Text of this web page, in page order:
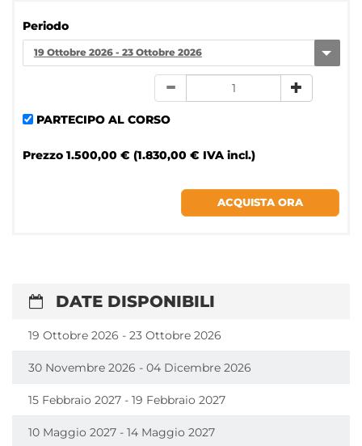
Periodo
19 Ottobre 2026 - 23 Ottobre 2026
PARTECIPO AL CORSO
Prezzo 1.500,00 € (1.830,00 € IVA incl.)
DATE DISPONIBILI
19 Ottobre 2026 - 23 Ottobre 2026
30 Novembre 2026 - 04 Dicembre 2026
15 Febbraio 2027 - 19 Febbraio 2027
10 Maggio 2027 - 14 Maggio 2027